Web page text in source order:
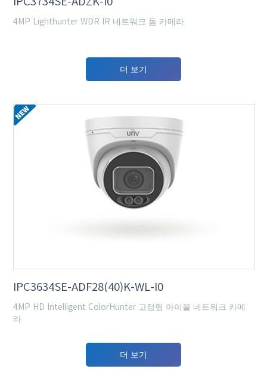
4MP Lighthunter WDR IR 네트워크 돔 카메라
더 보기
IPC3634SE-ADF28(40)K-WL-I0
4MP HD Intelligent ColorHunter 고정형 아이볼 네트워크 카메
라
더 보기